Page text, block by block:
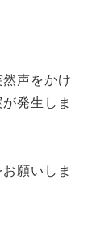
声をかけ
発生しま
願いしま